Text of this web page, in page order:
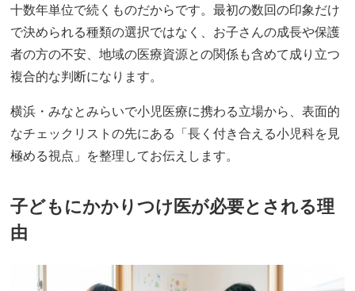
十数年単位で続くものだからです。最初の数回の印象だけ
で決められる種類の選択ではなく、お子さんの成長や保護
者の方の不安、地域の医療資源との関係も含めて成り立つ
複合的な判断になります。
横浜・みなとみらいで小児医療に携わる立場から、表面的
なチェックリストの先にある「長く付き合える小児科を見
極める視点」を整理してお伝えします。
子どもにかかりつけ医が必要とされる理
由